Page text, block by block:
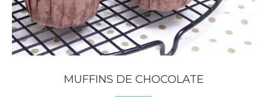
MUFFINS DE CHOCOLATE